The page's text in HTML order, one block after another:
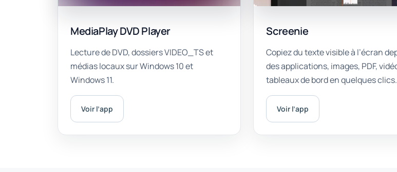
MediaPlay DVD Player
Lecture de DVD, dossiers VIDEO_TS et
médias locaux sur Windows 10 et
Windows 11.
Voir l’app
Screenie
Copiez du texte visible à l’écran
des applications, images, PDF,
tableaux de bord en quelques clics.
Voir l’app